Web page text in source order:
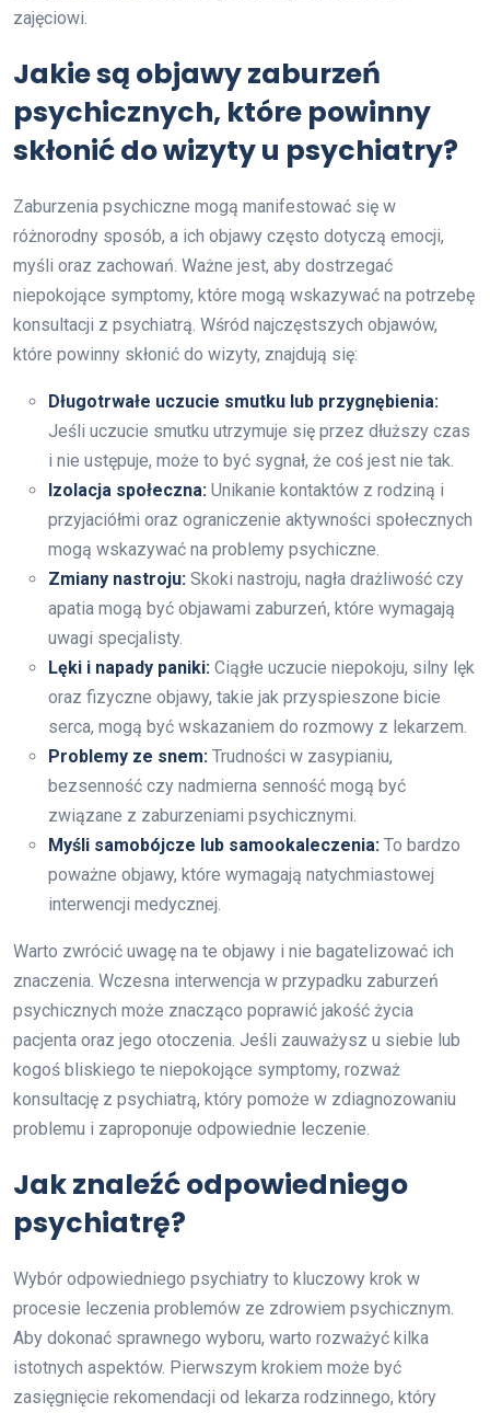
zajęciowi.
Jakie są objawy zaburzeń
psychicznych, które powinny
skłonić do wizyty u psychiatry?
Zaburzenia psychiczne mogą manifestować się w
różnorodny sposób, a ich objawy często dotyczą emocji,
myśli oraz zachowań. Ważne jest, aby dostrzegać
niepokojące symptomy, które mogą wskazywać na potrzebę
konsultacji z psychiatrą. Wśród najczęstszych objawów,
które powinny skłonić do wizyty, znajdują się:
Długotrwałe uczucie smutku lub przygnębienia:
Jeśli uczucie smutku utrzymuje się przez dłuższy czas
i nie ustępuje, może to być sygnał, że coś jest nie tak.
Izolacja społeczna: Unikanie kontaktów z rodziną i
przyjaciółmi oraz ograniczenie aktywności społecznych
mogą wskazywać na problemy psychiczne.
Zmiany nastroju: Skoki nastroju, nagła drażliwość czy
apatia mogą być objawami zaburzeń, które wymagają
uwagi specjalisty.
Lęki i napady paniki: Ciągłe uczucie niepokoju, silny lęk
oraz fizyczne objawy, takie jak przyspieszone bicie
serca, mogą być wskazaniem do rozmowy z lekarzem.
Problemy ze snem: Trudności w zasypianiu,
bezsenność czy nadmierna senność mogą być
związane z zaburzeniami psychicznymi.
Myśli samobójcze lub samookaleczenia: To bardzo
poważne objawy, które wymagają natychmiastowej
interwencji medycznej.
Warto zwrócić uwagę na te objawy i nie bagatelizować ich
znaczenia. Wczesna interwencja w przypadku zaburzeń
psychicznych może znacząco poprawić jakość życia
pacjenta oraz jego otoczenia. Jeśli zauważysz u siebie lub
kogoś bliskiego te niepokojące symptomy, rozważ
konsultację z psychiatrą, który pomoże w zdiagnozowaniu
problemu i zaproponuje odpowiednie leczenie.
Jak znaleźć odpowiedniego
psychiatrę?
Wybór odpowiedniego psychiatry to kluczowy krok w
procesie leczenia problemów ze zdrowiem psychicznym.
Aby dokonać sprawnego wyboru, warto rozważyć kilka
istotnych aspektów. Pierwszym krokiem może być
zasięgnięcie rekomendacji od lekarza rodzinnego, który